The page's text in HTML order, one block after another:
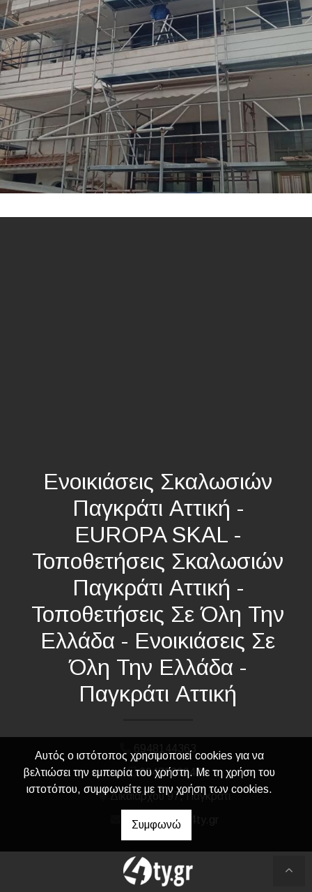
Ενοικιάσεις Σκαλωσιών
Παγκράτι Αττική -
EUROPA SKAL -
Τοποθετήσεις Σκαλωσιών
Παγκράτι Αττική -
Τοποθετήσεις Σε Όλη Την
Ελλάδα - Ενοικιάσεις Σε
Όλη Την Ελλάδα -
Παγκράτι Αττική
6948144363
6947300647
Δικαιάρχου 97, Παγκράτι
europaskal@4ty.gr
Αυτός ο ιστότοπος χρησιμοποιεί cookies για να
βελτιώσει την εμπειρία του χρήστη. Με τη χρήση του
ιστοτόπου, συμφωνείτε με την χρήση των cookies.
Συμφωνώ